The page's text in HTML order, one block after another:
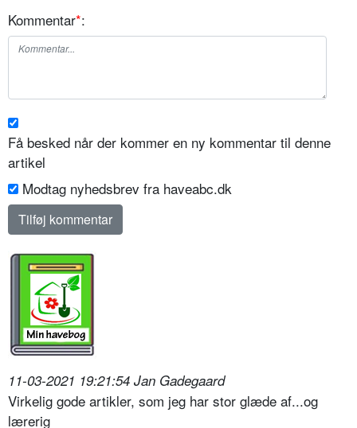
Kommentar*:
Få besked når der kommer en ny kommentar til denne
artikel
Modtag nyhedsbrev fra haveabc.dk
11-03-2021 19:21:54 Jan Gadegaard
Virkelig gode artikler, som jeg har stor glæde af...og
lærerig